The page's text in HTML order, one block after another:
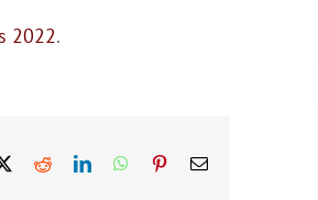
2022.
X RedditLinkedInWhatsApp
PinterestCorreo